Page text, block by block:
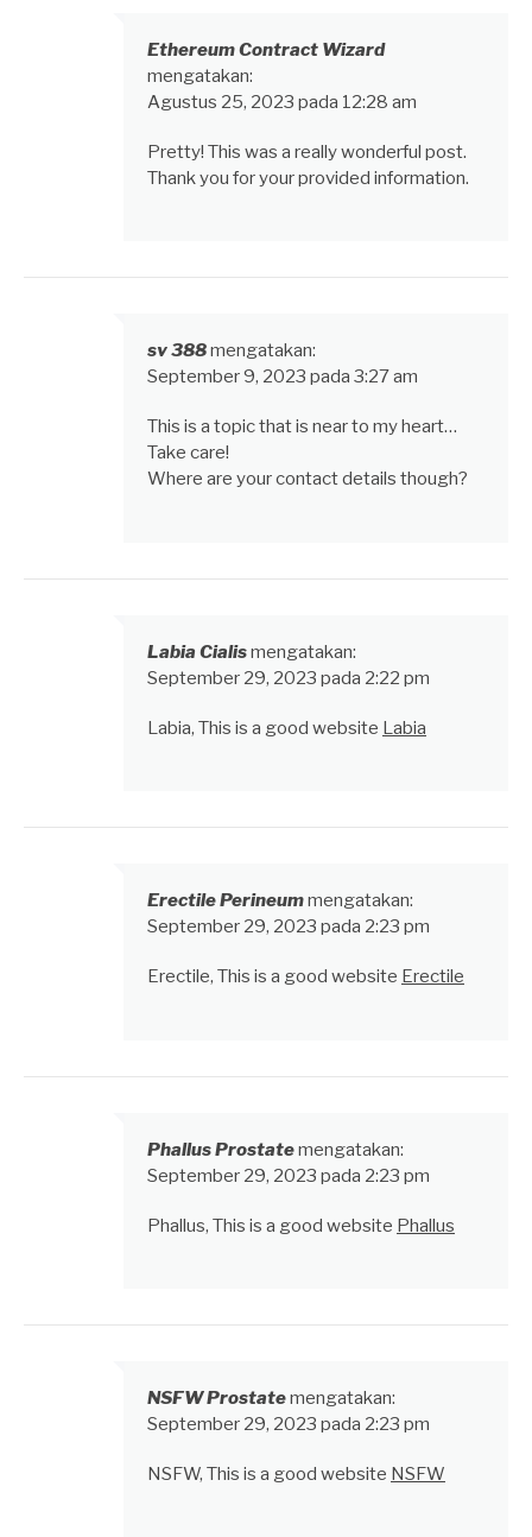
Ethereum Contract Wizard
mengatakan:
Agustus 25, 2023 pada 12:28 am
Pretty! This was a really wonderful post.
Thank you for your provided information.
sv 388mengatakan:
September 9, 2023 pada 3:27 am
This is a topic that is near to my heart…
Take care!
Where are your contact details though?
Labia Cialismengatakan:
September 29, 2023 pada 2:22 pm
Labia, This is a good website Labia
Erectile Perineummengatakan:
September 29, 2023 pada 2:23 pm
Erectile, This is a good website Erectile
Phallus Prostatemengatakan:
September 29, 2023 pada 2:23 pm
Phallus, This is a good website Phallus
NSFW Prostatemengatakan:
September 29, 2023 pada 2:23 pm
NSFW, This is a good website NSFW